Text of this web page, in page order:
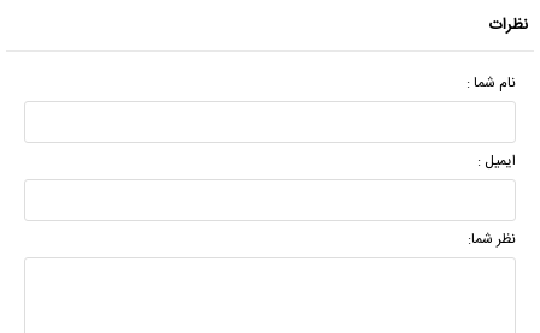
نظرات
نام شما :
ایمیل :
نظر شما: